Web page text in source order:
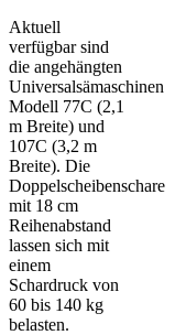
Aktuell
verfügbar sind
die angehängten
Universalsämaschinen
Modell 77C (2,1
m Breite) und
107C (3,2 m
Breite). Die
Doppelscheibenschare
mit 18 cm
Reihenabstand
lassen sich mit
einem
Schardruck von
60 bis 140 kg
belasten.